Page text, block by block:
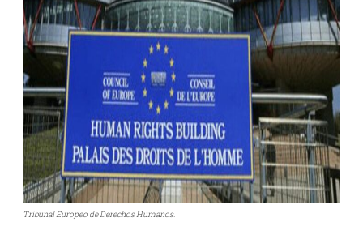
Tribunal Europeo de Derechos Humanos.